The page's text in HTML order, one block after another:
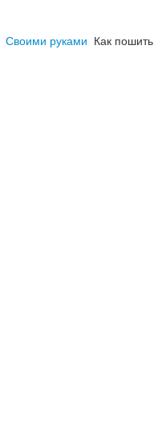
Своими руками Как пошить